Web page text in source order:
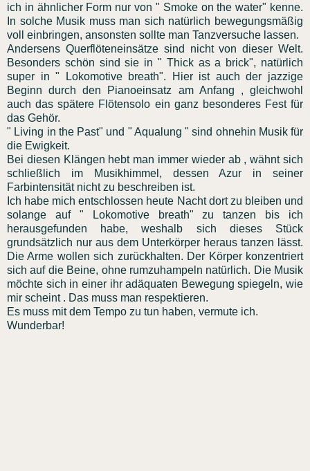
ich in ähnlicher Form nur von " Smoke on the water" kenne.
In solche Musik muss man sich natürlich bewegungsmäßig
voll einbringen, ansonsten sollte man Tanzversuche lassen.
Andersens Querflöteneinsätze sind nicht von dieser Welt.
Besonders schön sind sie in " Thick as a brick", natürlich
super in " Lokomotive breath". Hier ist auch der jazzige
Beginn durch den Pianoeinsatz am Anfang , gleichwohl
auch das spätere Flötensolo ein ganz besonderes Fest für
das Gehör.
" Living in the Past" und " Aqualung " sind ohnehin Musik für
die Ewigkeit.
Bei diesen Klängen hebt man immer wieder ab , wähnt sich
schließlich im Musikhimmel, dessen Azur in seiner
Farbintensität nicht zu beschreiben ist.
Ich habe mich entschlossen heute Nacht dort zu bleiben und
solange auf " Lokomotive breath" zu tanzen bis ich
herausgefunden habe, weshalb sich dieses Stück
grundsätzlich nur aus dem Unterkörper heraus tanzen lässt.
Die Arme wollen sich zurückhalten. Der Körper konzentriert
sich auf die Beine, ohne rumzuhampeln natürlich. Die Musik
möchte sich in einer ihr adäquaten Bewegung spiegeln, wie
mir scheint . Das muss man respektieren.
Es muss mit dem Tempo zu tun haben, vermute ich.
Wunderbar!